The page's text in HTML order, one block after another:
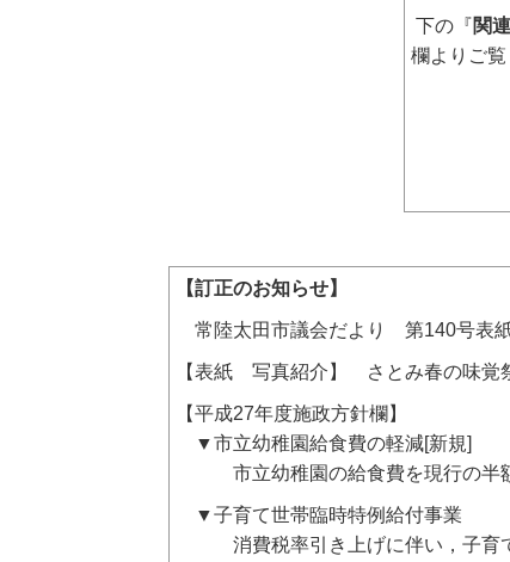
下の『関
欄よりご覧
【訂正のお知らせ】
常陸太田市議会だより 第140号表紙
【表紙 写真紹介】 さとみ春の味覚
【平成27年度施政方針欄】
▼市立幼稚園給食費の軽減[新規]
市立幼稚園の給食費を現行の半
▼子育て世帯臨時特例給付事業
消費税率引き上げに伴い，子育て